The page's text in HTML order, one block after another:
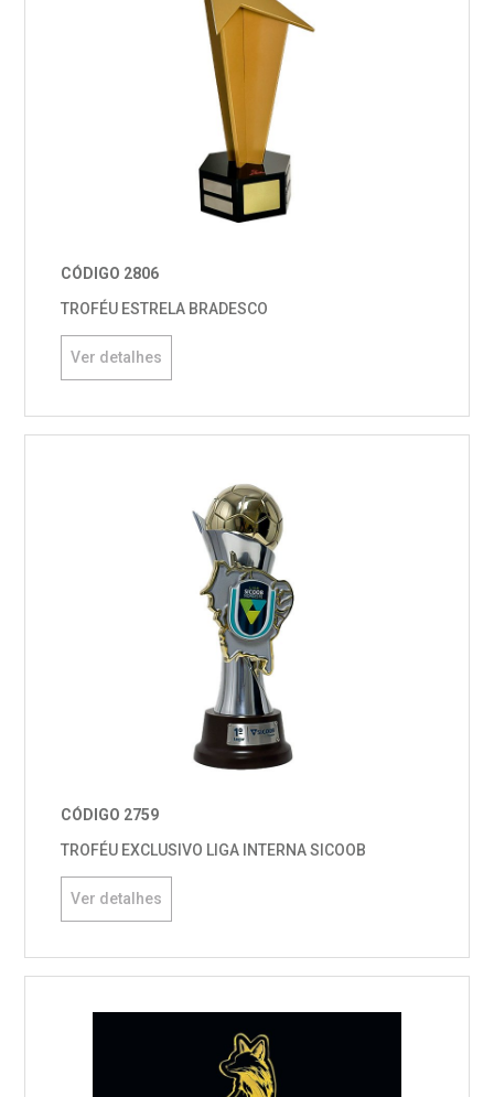
CÓDIGO 2806
TROFÉU ESTRELA BRADESCO
Ver detalhes
CÓDIGO 2759
TROFÉU EXCLUSIVO LIGA INTERNA SICOOB
Ver detalhes